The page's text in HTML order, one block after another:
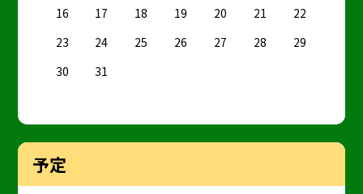
16
17 18 19 20 21
22
23
24 25 26 27 28
29
30
31
予定